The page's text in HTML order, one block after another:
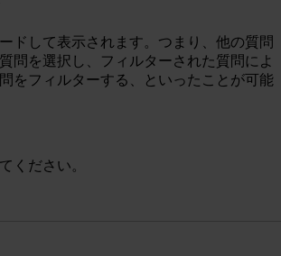
ドして表示されます。つまり、他の質問
問を選択し、フィルターされた質問によ
をフィルターする、といったことが可能
ください。